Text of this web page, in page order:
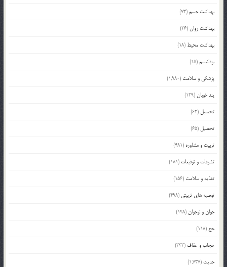
بهداشت جسم(73)
بهداشت روان(26)
بهداشت محیط (18)
بودائیسم(15)
پزشکی و سلامت (1,980)
پند خوبان(129)
تحصیل (62)
تحصیل (65)
تربیت و مشاوره (481)
تشرفات و توقیعات (181)
تغذیه و سلامت (156)
توصیه های تربیتی (498)
جوان و نوجوان(148)
حج (118)
حجاب و عفاف (333)
حدیث (1,737)